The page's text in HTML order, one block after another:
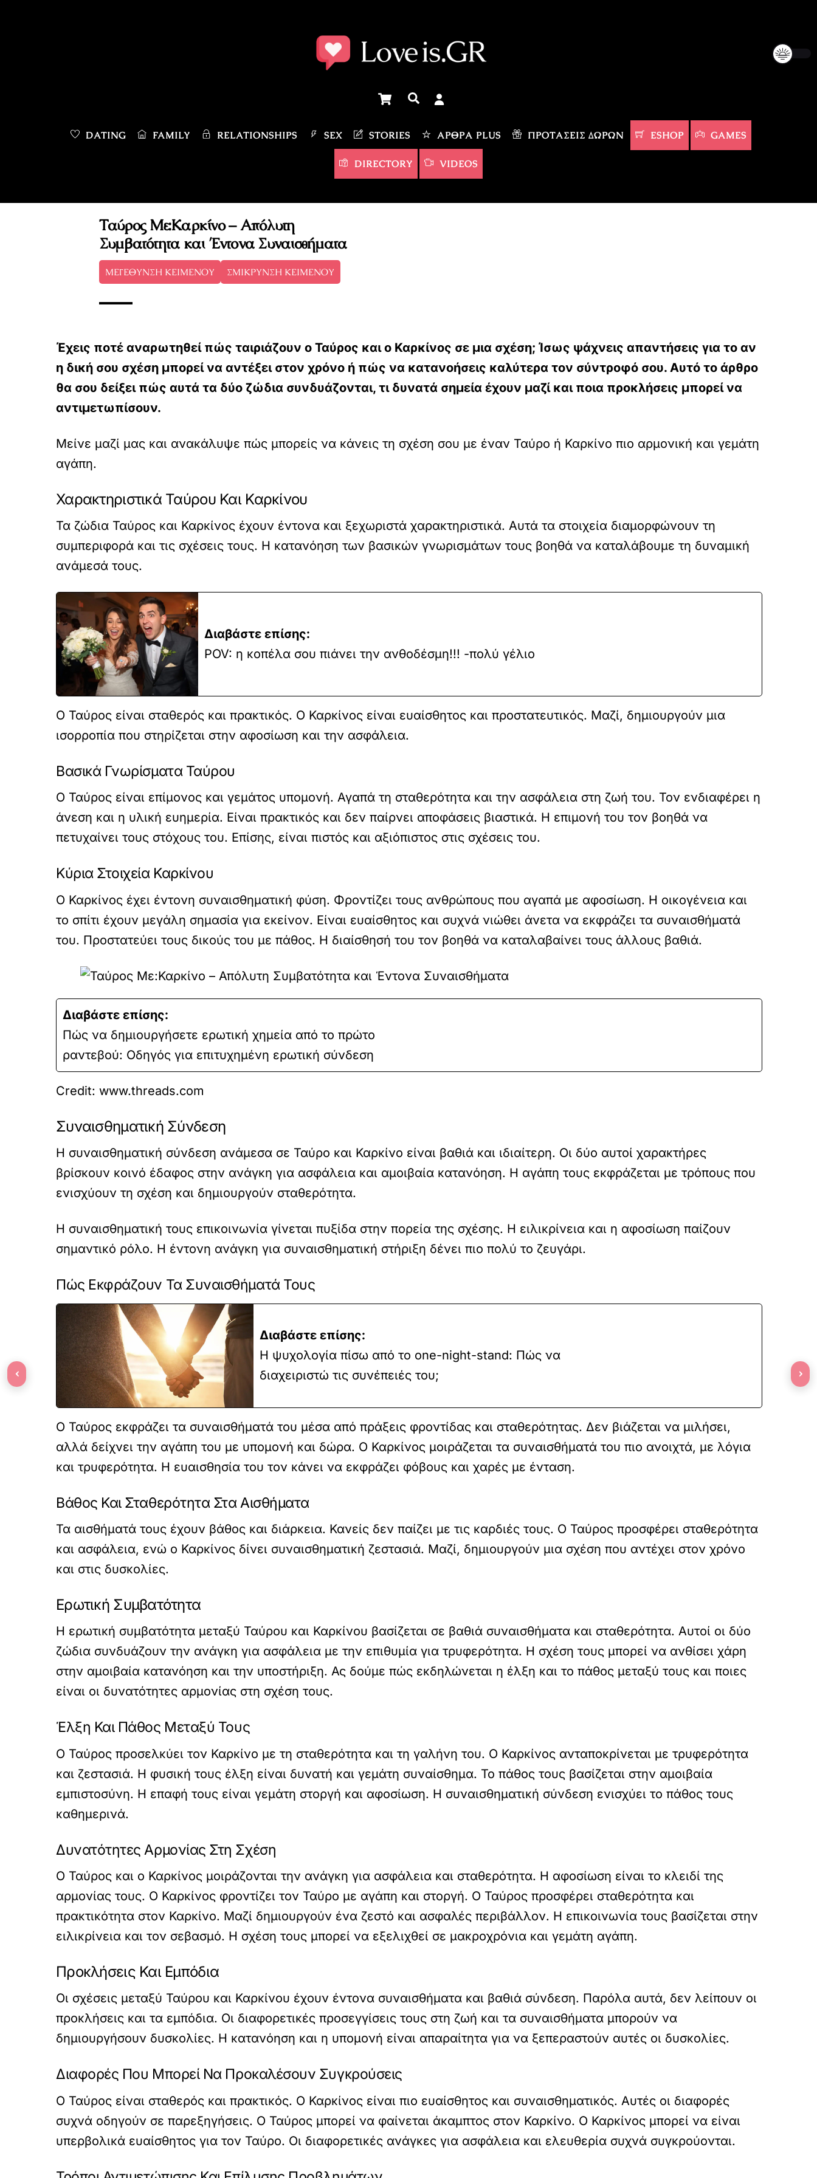
CartΑναζήτηση
DATING FAMILY RELATIONSHIPS SEX STORIES ΆΡΘΡΑ PLUS ΠΡΟΤΆΣΕΙΣ ΔΏΡΩΝ ESHOP GAMES
DIRECTORY VIDEOS
Ταύρος Με:Καρκίνο – Απόλυτη
Συμβατότητα και Έντονα Συναισθήματα
ΜΕΓΕΘΥΝΣΗ ΚΕΙΜΕΝΟΥ ΣΜΙΚΡΥΝΣΗ ΚΕΙΜΕΝΟΥ
Έχεις ποτέ αναρωτηθεί πώς ταιριάζουν ο Ταύρος και ο Καρκίνος σε μια σχέση; Ίσως ψάχνεις απαντήσεις για το αν
η δική σου σχέση μπορεί να αντέξει στον χρόνο ή πώς να κατανοήσεις καλύτερα τον σύντροφό σου. Αυτό το άρθρο
θα σου δείξει πώς αυτά τα δύο ζώδια συνδυάζονται, τι δυνατά σημεία έχουν μαζί και ποια προκλήσεις μπορεί να
αντιμετωπίσουν.
Μείνε μαζί μας και ανακάλυψε πώς μπορείς να κάνεις τη σχέση σου με έναν Ταύρο ή Καρκίνο πιο αρμονική και γεμάτη
αγάπη.
Χαρακτηριστικά Ταύρου Και Καρκίνου
Τα ζώδια Ταύρος και Καρκίνος έχουν έντονα και ξεχωριστά χαρακτηριστικά. Αυτά τα στοιχεία διαμορφώνουν τη
συμπεριφορά και τις σχέσεις τους. Η κατανόηση των βασικών γνωρισμάτων τους βοηθά να καταλάβουμε τη δυναμική
ανάμεσά τους.
Διαβάστε επίσης:
POV: η κοπέλα σου πιάνει την ανθοδέσμη!!! -πολύ γέλιο
Ο Ταύρος είναι σταθερός και πρακτικός. Ο Καρκίνος είναι ευαίσθητος και προστατευτικός. Μαζί, δημιουργούν μια
ισορροπία που στηρίζεται στην αφοσίωση και την ασφάλεια.
Βασικά Γνωρίσματα Ταύρου
Ο Ταύρος είναι επίμονος και γεμάτος υπομονή. Αγαπά τη σταθερότητα και την ασφάλεια στη ζωή του. Τον ενδιαφέρει η
άνεση και η υλική ευημερία. Είναι πρακτικός και δεν παίρνει αποφάσεις βιαστικά. Η επιμονή του τον βοηθά να
πετυχαίνει τους στόχους του. Επίσης, είναι πιστός και αξιόπιστος στις σχέσεις του.
Κύρια Στοιχεία Καρκίνου
Ο Καρκίνος έχει έντονη συναισθηματική φύση. Φροντίζει τους ανθρώπους που αγαπά με αφοσίωση. Η οικογένεια και
το σπίτι έχουν μεγάλη σημασία για εκείνον. Είναι ευαίσθητος και συχνά νιώθει άνετα να εκφράζει τα συναισθήματά
του. Προστατεύει τους δικούς του με πάθος. Η διαίσθησή του τον βοηθά να καταλαβαίνει τους άλλους βαθιά.
Διαβάστε επίσης:
Πώς να δημιουργήσετε ερωτική χημεία από το πρώτο
ραντεβού: Οδηγός για επιτυχημένη ερωτική σύνδεση
Credit: www.threads.com
Συναισθηματική Σύνδεση
Η συναισθηματική σύνδεση ανάμεσα σε Ταύρο και Καρκίνο είναι βαθιά και ιδιαίτερη. Οι δύο αυτοί χαρακτήρες
βρίσκουν κοινό έδαφος στην ανάγκη για ασφάλεια και αμοιβαία κατανόηση. Η αγάπη τους εκφράζεται με τρόπους που
ενισχύουν τη σχέση και δημιουργούν σταθερότητα.
Η συναισθηματική τους επικοινωνία γίνεται πυξίδα στην πορεία της σχέσης. Η ειλικρίνεια και η αφοσίωση παίζουν
σημαντικό ρόλο. Η έντονη ανάγκη για συναισθηματική στήριξη δένει πιο πολύ το ζευγάρι.
Πώς Εκφράζουν Τα Συναισθήματά Τους
Διαβάστε επίσης:
Η ψυχολογία πίσω από το one-night-stand: Πώς να
διαχειριστώ τις συνέπειές του;
Ο Ταύρος εκφράζει τα συναισθήματά του μέσα από πράξεις φροντίδας και σταθερότητας. Δεν βιάζεται να μιλήσει,
αλλά δείχνει την αγάπη του με υπομονή και δώρα. Ο Καρκίνος μοιράζεται τα συναισθήματά του πιο ανοιχτά, με λόγια
και τρυφερότητα. Η ευαισθησία του τον κάνει να εκφράζει φόβους και χαρές με ένταση.
Βάθος Και Σταθερότητα Στα Αισθήματα
Τα αισθήματά τους έχουν βάθος και διάρκεια. Κανείς δεν παίζει με τις καρδιές τους. Ο Ταύρος προσφέρει σταθερότητα
και ασφάλεια, ενώ ο Καρκίνος δίνει συναισθηματική ζεστασιά. Μαζί, δημιουργούν μια σχέση που αντέχει στον χρόνο
και στις δυσκολίες.
Ερωτική Συμβατότητα
Η ερωτική συμβατότητα μεταξύ Ταύρου και Καρκίνου βασίζεται σε βαθιά συναισθήματα και σταθερότητα. Αυτοί οι δύο
ζώδια συνδυάζουν την ανάγκη για ασφάλεια με την επιθυμία για τρυφερότητα. Η σχέση τους μπορεί να ανθίσει χάρη
στην αμοιβαία κατανόηση και την υποστήριξη. Ας δούμε πώς εκδηλώνεται η έλξη και το πάθος μεταξύ τους και ποιες
είναι οι δυνατότητες αρμονίας στη σχέση τους.
Έλξη Και Πάθος Μεταξύ Τους
Ο Ταύρος προσελκύει τον Καρκίνο με τη σταθερότητα και τη γαλήνη του. Ο Καρκίνος ανταποκρίνεται με τρυφερότητα
και ζεστασιά. Η φυσική τους έλξη είναι δυνατή και γεμάτη συναίσθημα. Το πάθος τους βασίζεται στην αμοιβαία
εμπιστοσύνη. Η επαφή τους είναι γεμάτη στοργή και αφοσίωση. Η συναισθηματική σύνδεση ενισχύει το πάθος τους
καθημερινά.
Δυνατότητες Αρμονίας Στη Σχέση
Ο Ταύρος και ο Καρκίνος μοιράζονται την ανάγκη για ασφάλεια και σταθερότητα. Η αφοσίωση είναι το κλειδί της
αρμονίας τους. Ο Καρκίνος φροντίζει τον Ταύρο με αγάπη και στοργή. Ο Ταύρος προσφέρει σταθερότητα και
πρακτικότητα στον Καρκίνο. Μαζί δημιουργούν ένα ζεστό και ασφαλές περιβάλλον. Η επικοινωνία τους βασίζεται στην
ειλικρίνεια και τον σεβασμό. Η σχέση τους μπορεί να εξελιχθεί σε μακροχρόνια και γεμάτη αγάπη.
Προκλήσεις Και Εμπόδια
Οι σχέσεις μεταξύ Ταύρου και Καρκίνου έχουν έντονα συναισθήματα και βαθιά σύνδεση. Παρόλα αυτά, δεν λείπουν οι
προκλήσεις και τα εμπόδια. Οι διαφορετικές προσεγγίσεις τους στη ζωή και τα συναισθήματα μπορούν να
δημιουργήσουν δυσκολίες. Η κατανόηση και η υπομονή είναι απαραίτητα για να ξεπεραστούν αυτές οι δυσκολίες.
Διαφορές Που Μπορεί Να Προκαλέσουν Συγκρούσεις
Ο Ταύρος είναι σταθερός και πρακτικός. Ο Καρκίνος είναι πιο ευαίσθητος και συναισθηματικός. Αυτές οι διαφορές
συχνά οδηγούν σε παρεξηγήσεις. Ο Ταύρος μπορεί να φαίνεται άκαμπτος στον Καρκίνο. Ο Καρκίνος μπορεί να είναι
υπερβολικά ευαίσθητος για τον Ταύρο. Οι διαφορετικές ανάγκες για ασφάλεια και ελευθερία συχνά συγκρούονται.
‹ ›